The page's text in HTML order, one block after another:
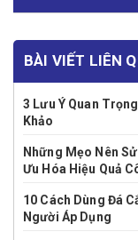
BÀI VIẾT LIÊN
3 Lưu Ý Quan
Khảo
Những Mẹo Nên
Ưu Hóa Hiệu Quả
10 Cách Dùng Đá
Người Áp Dụng